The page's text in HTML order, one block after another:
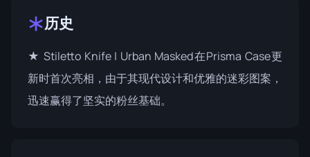
历史
★ Stiletto Knife | Urban Masked在Prisma Case更
新时首次亮相，由于其现代设计和优雅的迷彩图案，
迅速赢得了坚实的粉丝基础。